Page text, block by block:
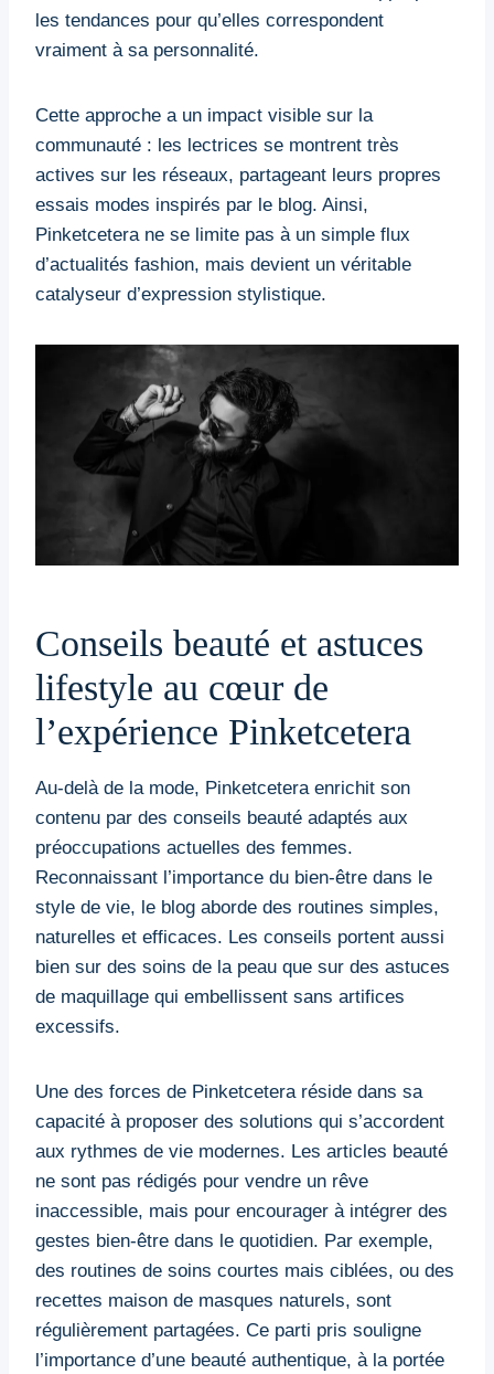
les tendances pour qu’elles correspondent
vraiment à sa personnalité.
Cette approche a un impact visible sur la
communauté : les lectrices se montrent très
actives sur les réseaux, partageant leurs propres
essais modes inspirés par le blog. Ainsi,
Pinketcetera ne se limite pas à un simple flux
d’actualités fashion, mais devient un véritable
catalyseur d’expression stylistique.
Conseils beauté et astuces
lifestyle au cœur de
l’expérience Pinketcetera
Au-delà de la mode, Pinketcetera enrichit son
contenu par des conseils beauté adaptés aux
préoccupations actuelles des femmes.
Reconnaissant l’importance du bien-être dans le
style de vie, le blog aborde des routines simples,
naturelles et efficaces. Les conseils portent aussi
bien sur des soins de la peau que sur des astuces
de maquillage qui embellissent sans artifices
excessifs.
Une des forces de Pinketcetera réside dans sa
capacité à proposer des solutions qui s’accordent
aux rythmes de vie modernes. Les articles beauté
ne sont pas rédigés pour vendre un rêve
inaccessible, mais pour encourager à intégrer des
gestes bien-être dans le quotidien. Par exemple,
des routines de soins courtes mais ciblées, ou des
recettes maison de masques naturels, sont
régulièrement partagées. Ce parti pris souligne
l’importance d’une beauté authentique, à la portée